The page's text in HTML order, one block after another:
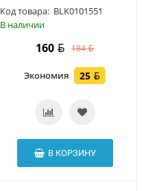
Код товара: BLK0101551
В наличии
160 184
Экономия 25
В КОРЗИНУ